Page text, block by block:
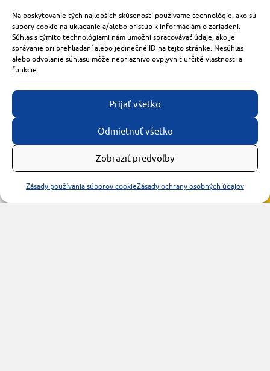
Na poskytovanie tých najlepších skúseností používame technológie, ako sú
súbory cookie na ukladanie a/alebo prístup k informáciám o zariadení.
Súhlas s týmito technológiami nám umožní spracovávať údaje, ako je
správanie pri prehliadaní alebo jedinečné ID na tejto stránke. Nesúhlas
alebo odvolanie súhlasu môže nepriaznivo ovplyvniť určité vlastnosti a
funkcie.
Prijať všetko
Odmietnuť všetko
Zobraziť predvoľby
Zásady používania súborov cookieZásady ochrany osobných údajov
made with
bytomashalo.com